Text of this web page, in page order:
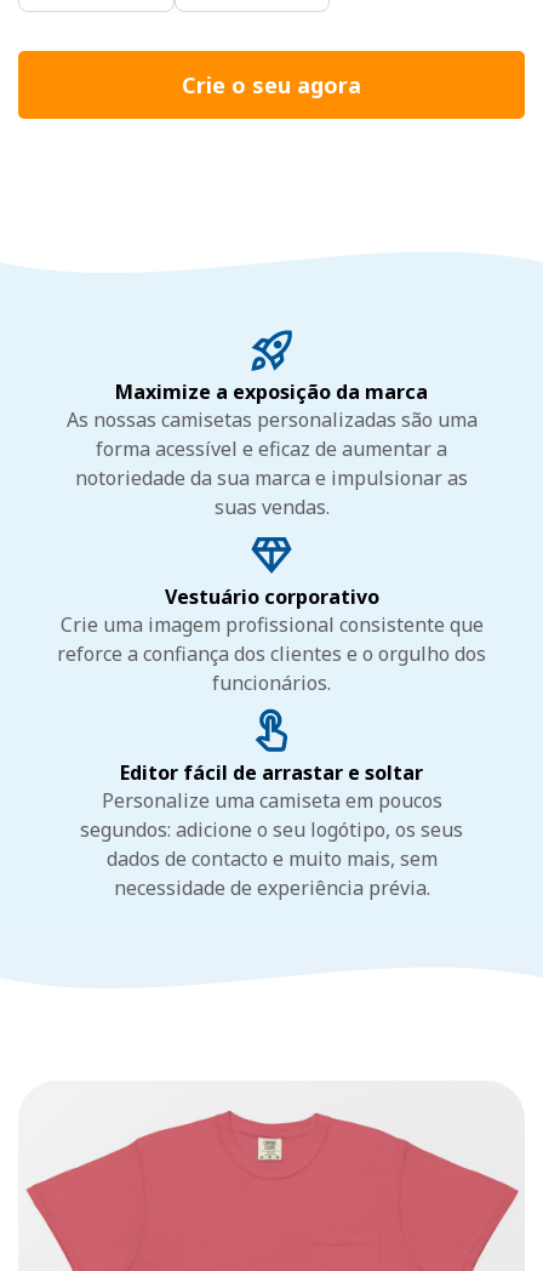
Crie o seu agora
Maximize a exposição da marca
As nossas camisetas personalizadas são uma
forma acessível e eficaz de aumentar a
notoriedade da sua marca e impulsionar as
suas vendas.
Vestuário corporativo
Crie uma imagem profissional consistente que
reforce a confiança dos clientes e o orgulho dos
funcionários.
Editor fácil de arrastar e soltar
Personalize uma camiseta em poucos
segundos: adicione o seu logótipo, os seus
dados de contacto e muito mais, sem
necessidade de experiência prévia.